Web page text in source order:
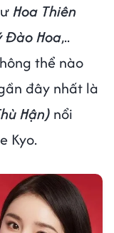
Hoa Thiên
Đào Hoa,..
thể nào
đây nhất là
Hận) nổi
Kyo.